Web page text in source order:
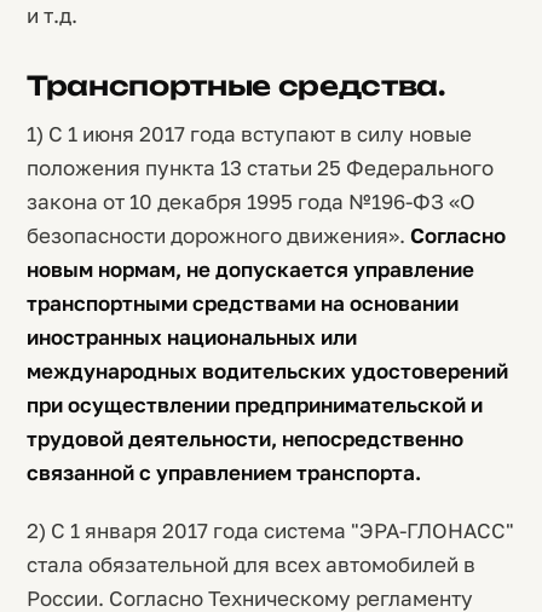
и т.д.
Транспортные средства.
1) С 1 июня 2017 года вступают в силу новые
положения пункта 13 статьи 25 Федерального
закона от 10 декабря 1995 года №196-ФЗ «О
безопасности дорожного движения». Согласно
новым нормам, не допускается управление
транспортными средствами на основании
иностранных национальных или
международных водительских удостоверений
при осуществлении предпринимательской и
трудовой деятельности, непосредственно
связанной с управлением транспорта.
2) С 1 января 2017 года система "ЭРА-ГЛОНАСС"
стала обязательной для всех автомобилей в
России. Согласно Техническому регламенту